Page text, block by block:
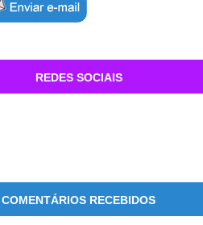
REDES SOCIAIS
COMENTÁRIOS RECEBIDOS